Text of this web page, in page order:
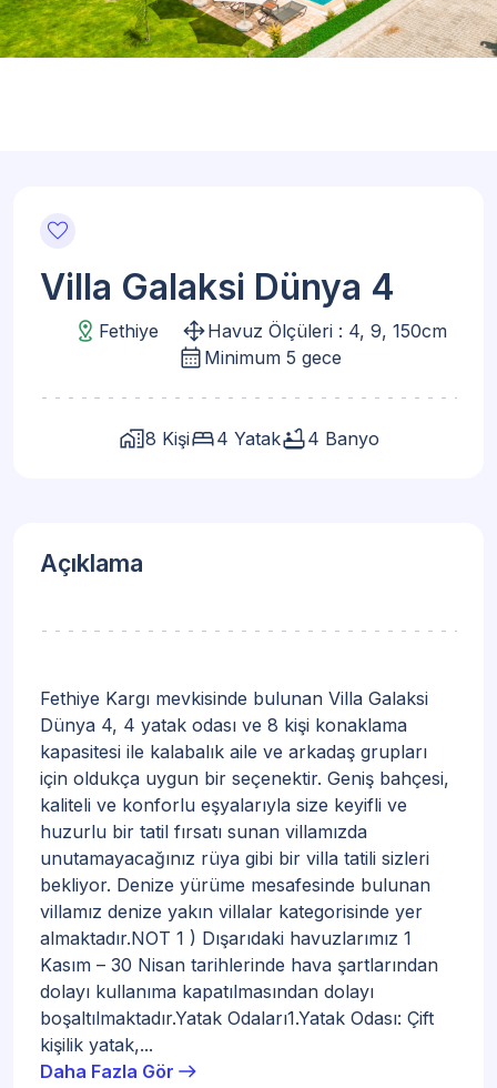
favorite
Villa Galaksi Dünya 4
distance Fethiye drag_panHavuz Ölçüleri : 4, 9, 150cm
calendar_month Minimum 5 gece
home_work8 Kişibed4 Yatakbathtub4 Banyo
Açıklama
Fethiye Kargı mevkisinde bulunan Villa Galaksi
Dünya 4, 4 yatak odası ve 8 kişi konaklama
kapasitesi ile kalabalık aile ve arkadaş grupları
için oldukça uygun bir seçenektir. Geniş bahçesi,
kaliteli ve konforlu eşyalarıyla size keyifli ve
huzurlu bir tatil fırsatı sunan villamızda
unutamayacağınız rüya gibi bir villa tatili sizleri
bekliyor. Denize yürüme mesafesinde bulunan
villamız denize yakın villalar kategorisinde yer
almaktadır.NOT 1 ) Dışarıdaki havuzlarımız 1
Kasım – 30 Nisan tarihlerinde hava şartlarından
dolayı kullanıma kapatılmasından dolayı
boşaltılmaktadır.Yatak Odaları1.Yatak Odası: Çift
kişilik yatak,...
Daha Fazla Gör arrow_right_alt